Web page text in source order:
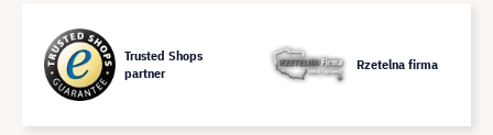
Trusted Shops
partner
Rzetelna firma